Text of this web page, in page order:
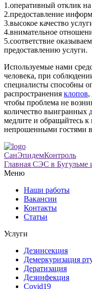
1.оперативный отклик на
2.предоставление
3.высокое качество
4.внимательное
5.соответствие
предоставлению услуги.
Используемые нами
человека, при
специалисты способны
распространения клопов,
чтобы проблема не
количество выигранных
медлите и обращайтесь к
непрошенными гостями в
СанЭпидемКонтроль
Главная СЭС в Бугульме
Меню
Наши работы
Вакансии
Контакты
Статьи
Услуги
Дезинсекция
Демеркуризация
Дератизация
Дезинфекция
Covid19